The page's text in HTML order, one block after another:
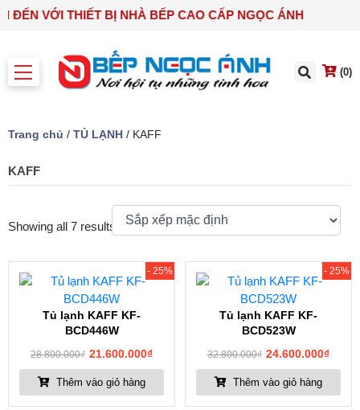
ĐẾN VỚI THIẾT BỊ NHÀ BẾP CAO CẤP NGỌC ÁNH
(0)
Trang chủ / TỦ LẠNH / KAFF
KAFF
Showing all 7 results
- 25%
Tủ lạnh KAFF KF-
BCD446W
28.800.000₫ 21.600.000₫
Thêm vào giỏ hàng
- 25%
Tủ lạnh KAFF KF-
BCD523W
32.800.000₫ 24.600.000₫
Thêm vào giỏ hàng